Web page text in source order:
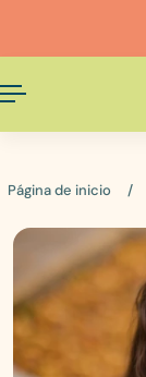
Página de inicio /